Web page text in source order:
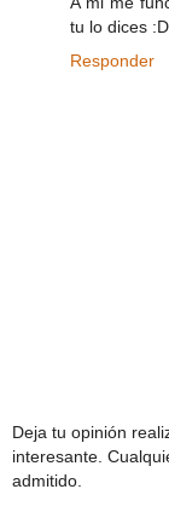
tu lo dices :D
Responder
Deja tu opinión
interesante.
admitido.